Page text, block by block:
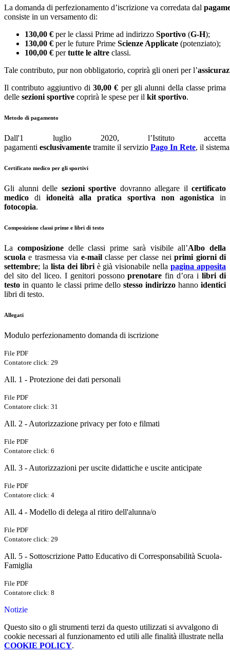
La domanda di perfezionamento d’iscrizione va corredata dal
consiste in un versamento di:
130,00 € per le classi Prime ad indirizzo Sportivo (G-H);
130,00 € per le future Prime Scienze Applicate (potenziato);
100,00 € per tutte le altre classi.
Tale contributo, pur non obbligatorio, coprirà gli oneri per l’
Il contributo aggiuntivo di 30,00 € per gli alunni della classe prima
delle sezioni sportive coprirà le spese per il kit sportivo.
Metodo di pagamento
Dall'1 luglio 2020,
l’Istituto accetta
pagamenti esclusivamente tramite il servizio Pago In Rete, il sistema
Certificato medico per gli sportivi
Gli alunni delle sezioni sportive dovranno allegare il certificato
medico di idoneità alla pratica sportiva non agonistica in
fotocopia.
Composizione classi prime e libri di testo
La composizionedelle classi prime sarà visibile all’Albo della
scuola e trasmessa via e-mailclasse per classe neiprimi giorni di
settembre; la lista dei libriè già visionabile nellapagina apposita
del sito del liceo. I genitori possonoprenotare fin d’ora ilibri di
testo in quanto le classi prime dellostesso indirizzo hannoidentici
libri di testo.
Allegati
Modulo perfezionamento domanda di iscrizione
File PDF
Contatore click: 29
All. 1 - Protezione dei dati personali
File PDF
Contatore click: 31
All. 2 - Autorizzazione privacy per foto e filmati
File PDF
Contatore click: 6
All. 3 - Autorizzazioni per uscite didattiche e uscite anticipate
File PDF
Contatore click: 4
All. 4 - Modello di delega al ritiro dell'alunna/o
File PDF
Contatore click: 29
All. 5 - Sottoscrizione Patto Educativo di Corresponsabilità Scuola-
Famiglia
File PDF
Contatore click: 8
Notizie
Questo sito o gli strumenti terzi da questo utilizzati si avvalgono di
cookie necessari al funzionamento ed utili alle finalità illustrate nella
COOKIE POLICY.